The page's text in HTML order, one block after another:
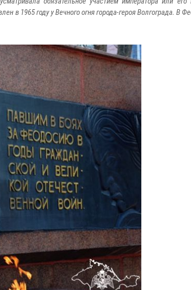
в 1965 году у Вечного огня города-героя Волгограда. В